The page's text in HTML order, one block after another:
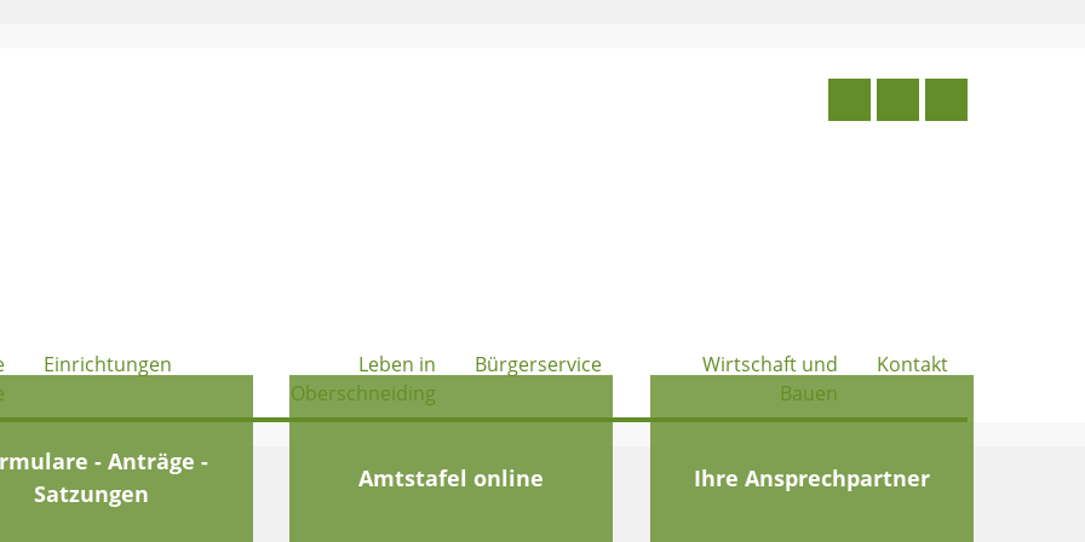
Einrichtungen
Leben in
Oberschneiding
Bürgerservice
Wirtschaft und
Bauen
Kontakt
- Anträge -
Satzungen
Amtstafel online Ihre Ansprechpartner